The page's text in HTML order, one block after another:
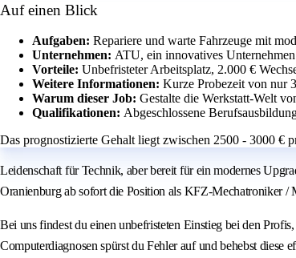
Auf einen Blick
Aufgaben: Repariere und warte Fahrzeuge mit
Unternehmen: ATU, ein innovatives
Vorteile: Unbefristeter Arbeitsplatz, 2.000 €
Weitere Informationen: Kurze Probezeit von nur
Warum dieser Job: Gestalte die Werkstatt-Welt
Qualifikationen: Abgeschlossene
Das prognostizierte Gehalt liegt zwischen 2500 - 3000 €
Leidenschaft für Technik, aber bereit für ein modernes
Oranienburg ab sofort die Position als KFZ-Mechatroniker
Bei uns findest du einen unbefristeten Einstieg bei den
Computerdiagnosen spürst du Fehler auf und behebst diese